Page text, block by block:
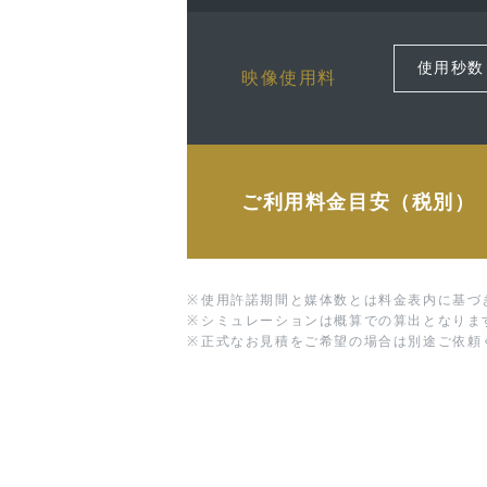
映像使用料
ご利用料金目安（税別）
※ 使用許諾期間と媒体数とは料金表内に基づ
※ シミュレーションは概算での算出となりま
※ 正式なお見積をご希望の場合は別途ご依頼